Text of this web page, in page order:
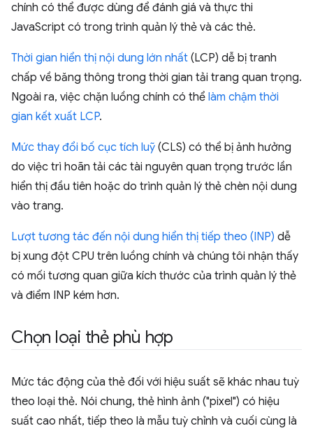
chính có thể được dùng để đánh giá và thực thi
JavaScript có trong trình quản lý thẻ và các thẻ.
Thời gian hiển thị nội dung lớn nhất (LCP) dễ bị tranh
chấp về băng thông trong thời gian tải trang quan trọng.
Ngoài ra, việc chặn luồng chính có thể làm chậm thời
gian kết xuất LCP.
Mức thay đổi bố cục tích luỹ (CLS) có thể bị ảnh hưởng
do việc trì hoãn tải các tài nguyên quan trọng trước lần
hiển thị đầu tiên hoặc do trình quản lý thẻ chèn nội dung
vào trang.
Lượt tương tác đến nội dung hiển thị tiếp theo (INP) dễ
bị xung đột CPU trên luồng chính và chúng tôi nhận thấy
có mối tương quan giữa kích thước của trình quản lý thẻ
và điểm INP kém hơn.
Chọn loại thẻ phù hợp
Mức tác động của thẻ đối với hiệu suất sẽ khác nhau tuỳ
theo loại thẻ. Nói chung, thẻ hình ảnh ("pixel") có hiệu
suất cao nhất, tiếp theo là mẫu tuỳ chỉnh và cuối cùng là